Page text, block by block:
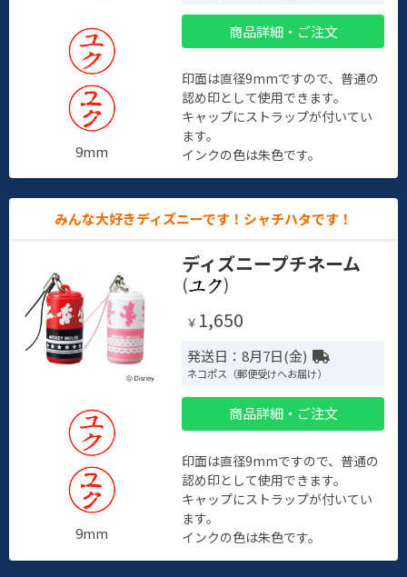
9mm
商品詳細・ご注文
印面は直径9mmですので、普通の
認め印として使用できます。
キャップにストラップが付いてい
ます。
インクの色は朱色です。
みんな大好きディズニーです！シャチハタです！
9mm
ディズニープチネーム
( )
￥ 1,650
発送日：8月7日(金)
ネコポス（郵便受けへお届け）
商品詳細・ご注文
印面は直径9mmですので、普通の
認め印として使用できます。
キャップにストラップが付いてい
ます。
インクの色は朱色です。